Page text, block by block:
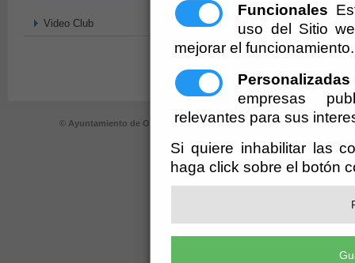
Funcionales
uso del Sitio
mejorar el funcionamiento.
Personalizadas
empresas
relevantes para sus
Si quiere inhabilitar las
haga click sobre el botón
Video Club
© Ayuntamiento de Olula del Río (CIF: P-0406900-A)- © Ayuntamiento